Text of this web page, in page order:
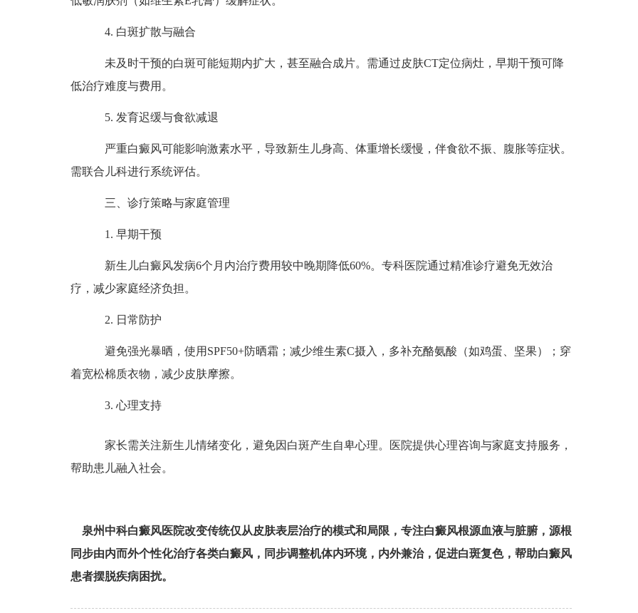
4. 白斑扩散与融合
未及时干预的白斑可能短期内扩大，甚至融合成片。需通过皮肤CT定位病灶，早期干预可降
低治疗难度与费用。
5. 发育迟缓与食欲减退
严重白癜风可能影响激素水平，导致新生儿身高、体重增长缓慢，伴食欲不振、腹胀等症状。
需联合儿科进行系统评估。
三、诊疗策略与家庭管理
1. 早期干预
新生儿白癜风发病6个月内治疗费用较中晚期降低60%。专科医院通过精准诊疗避免无效治
疗，减少家庭经济负担。
2. 日常防护
避免强光暴晒，使用SPF50+防晒霜；减少维生素C摄入，多补充酪氨酸（如鸡蛋、坚果）；穿
着宽松棉质衣物，减少皮肤摩擦。
3. 心理支持
家长需关注新生儿情绪变化，避免因白斑产生自卑心理。医院提供心理咨询与家庭支持服务，
帮助患儿融入社会。
泉州中科白癜风医院改变传统仅从皮肤表层治疗的模式和局限，专注白癜风根源血液与脏腑，源根
同步由内而外个性化治疗各类白癜风，同步调整机体内环境，内外兼治，促进白斑复色，帮助白癜风
患者摆脱疾病困扰。